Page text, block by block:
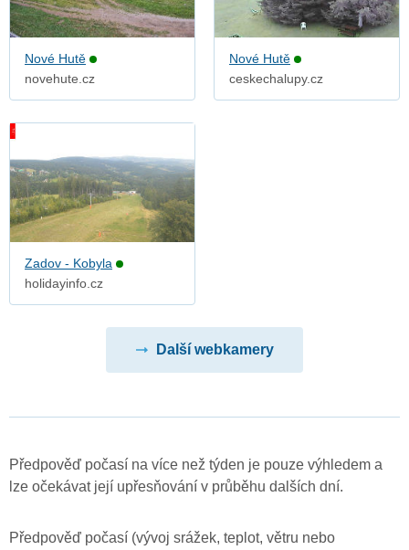
Nové Hutě
novehute.cz
Nové Hutě
ceskechalupy.cz
Zadov - Kobyla
holidayinfo.cz
Další webkamery
Předpověď počasí na více než týden je pouze výhledem a
lze očekávat její upřesňování v průběhu dalších dní.
Předpověď počasí (vývoj srážek, teplot, větru nebo